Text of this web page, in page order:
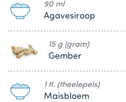
90 ml
Agavesiroop
15 g (gram)
Gember
1 tl. (theelepels)
Maisbloem